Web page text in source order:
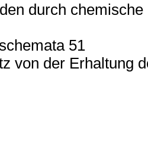
durch
51
von der Erhaltung